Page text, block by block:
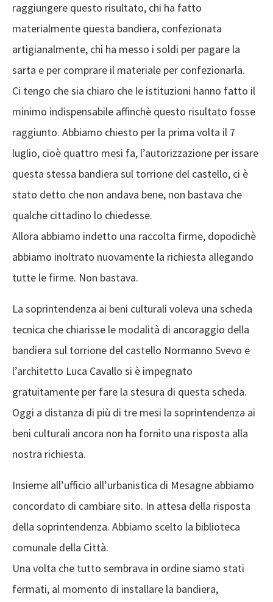
raggiungere questo risultato, chi ha fatto
materialmente questa bandiera, confezionata
artigianalmente, chi ha messo i soldi per pagare la
sarta e per comprare il materiale per confezionarla.
Ci tengo che sia chiaro che le istituzioni hanno fatto il
minimo indispensabile affinchè questo risultato fosse
raggiunto. Abbiamo chiesto per la prima volta il 7
luglio, cioè quattro mesi fa, l’autorizzazione per issare
questa stessa bandiera sul torrione del castello, ci è
stato detto che non andava bene, non bastava che
qualche cittadino lo chiedesse.
Allora abbiamo indetto una raccolta firme, dopodichè
abbiamo inoltrato nuovamente la richiesta allegando
tutte le firme. Non bastava.
La soprintendenza ai beni culturali voleva una scheda
tecnica che chiarisse le modalità di ancoraggio della
bandiera sul torrione del castello Normanno Svevo e
l’architetto Luca Cavallo si è impegnato
gratuitamente per fare la stesura di questa scheda.
Oggi a distanza di più di tre mesi la soprintendenza ai
beni culturali ancora non ha fornito una risposta alla
nostra richiesta.
Insieme all’ufficio all’urbanistica di Mesagne abbiamo
concordato di cambiare sito. In attesa della risposta
della soprintendenza. Abbiamo scelto la biblioteca
comunale della Città.
Una volta che tutto sembrava in ordine siamo stati
fermati, al momento di installare la bandiera,